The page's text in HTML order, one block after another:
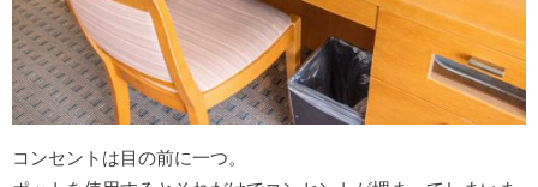
コンセントは目の前に一つ。